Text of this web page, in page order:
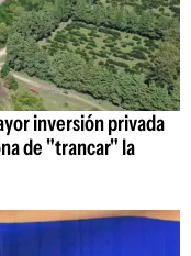
inversión privada
de "trancar" la